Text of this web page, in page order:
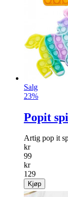
Salg
23%
Popit
Artig pop it
kr
99
kr
129
Kjøp